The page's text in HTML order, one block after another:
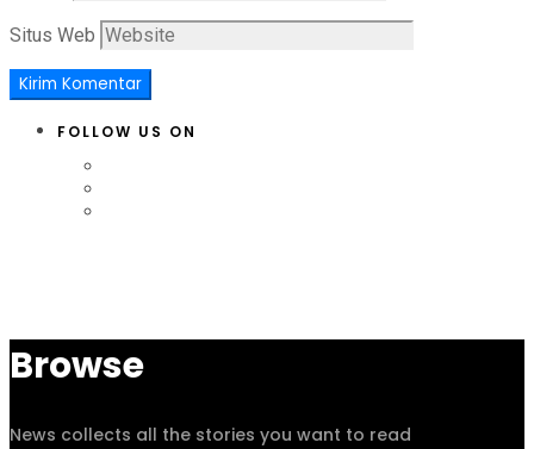
Situs Web
FOLLOW US ON
Browse
News collects all the stories you want to read